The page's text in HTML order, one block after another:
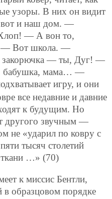
узоры. В них он видит
вот и наш дом. —
— А вон то,
— Вот школа. —
закорючка — ты, Дуг! —
бабушка, мама… —
игру, и они
все недавние и давние
к будущим. Но
другого звучным —
не «ударил по ковру с
тысяч столетий
ткани …» (70)
к миссис Бентли,
в образцовом порядке